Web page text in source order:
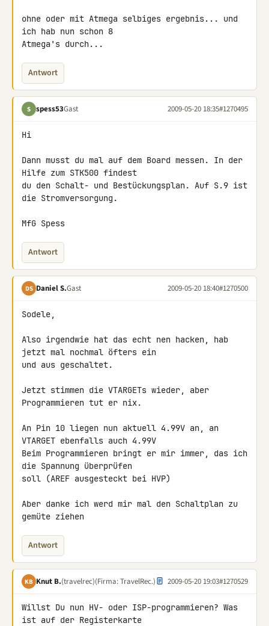
ohne oder mit Atmega selbiges ergebnis... und
ich hab nun schon 8
Atmega's durch...
Antwort
S spess53Gast 2009-05-20 18:35#1270495
Hi
Dann musst du mal auf dem Board messen. In der
Hilfe zum STK500 findest
du den Schalt- und Bestückungsplan. Auf S.9 ist
die Stromversorgung.
MfG Spess
Antwort
DS Daniel S.Gast 2009-05-20 18:40#1270500
Sodele,
Also irgendwie hat das echt nen hacken, hab
jetzt mal nochmal öfters ein
und aus geschaltet.
Jetzt stimmen die VTARGETs wieder, aber
Programmieren tut er nix.
An Pin 10 liegen nun aktuell 4.99V an, an
VTARGET ebenfalls auch 4.99V
Beim Programmieren bringt er mir immer, das ich
die Spannung überprüfen
soll (AREF ausgesteckt bei HVP)
Aber danke ich werd mir mal den Schaltplan zu
gemüte ziehen
Antwort
KB Knut B.(travelrec)(Firma: TravelRec.) 2009-05-20 19:03#1270529
Willst Du nun HV- oder ISP-programmieren? Was
ist auf der Registerkarte